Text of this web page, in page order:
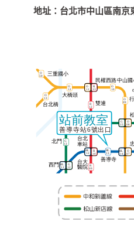
地址： 台北市中山區南京